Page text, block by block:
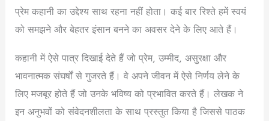
प्रेम कहानी का उद्देश्य साथ रहना नहीं होता। कई बार रिश्ते हमें स्वयं
को समझने और बेहतर इंसान बनने का अवसर देने के लिए आते हैं।
कहानी में ऐसे पात्र दिखाई देते हैं जो प्रेम, उम्मीद, असुरक्षा और
भावनात्मक संघर्षों से गुजरते हैं। वे अपने जीवन में ऐसे निर्णय लेने के
लिए मजबूर होते हैं जो उनके भविष्य को प्रभावित करते हैं। लेखक ने
इन अनुभवों को संवेदनशीलता के साथ प्रस्तुत किया है जिससे पाठक